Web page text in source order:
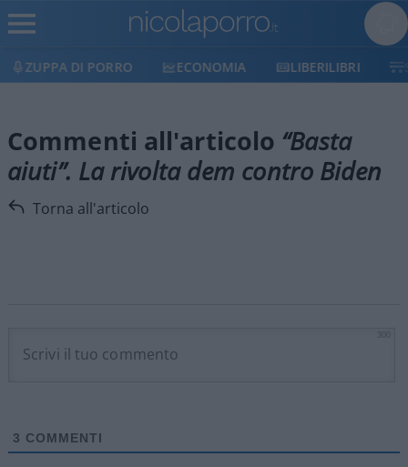
ZUPPA DI PORRO ECONOMIA LIBERILIBRI
Commenti all'articolo “Basta
aiuti”. La rivolta dem contro Biden
Torna all'articolo
3 COMMENTI